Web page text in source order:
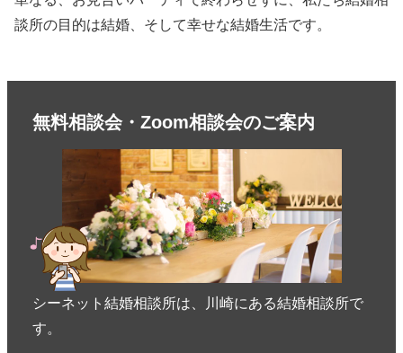
談所の目的は結婚、そして幸せな結婚生活です。
無料相談会・Zoom相談会のご案内
シーネット結婚相談所は、川崎にある結婚相談所で
す。